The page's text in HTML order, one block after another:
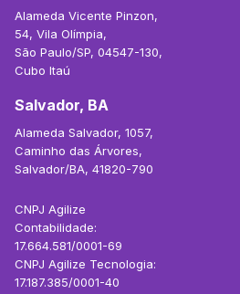
Alameda Vicente Pinzon,
54, Vila Olímpia,
São Paulo/SP, 04547-130,
Cubo Itaú
Salvador, BA
Alameda Salvador, 1057,
Caminho das Árvores,
Salvador/BA, 41820-790
CNPJ Agilize
Contabilidade:
17.664.581/0001-69
CNPJ Agilize Tecnologia:
17.187.385/0001-40